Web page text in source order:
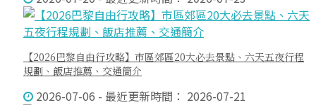
【2026巴黎自由行攻略】市區郊區20大必去景點、六天五夜行程
規劃、飯店推薦、交通簡介
2026-07-06 - 最近更新時間： 2026-07-21